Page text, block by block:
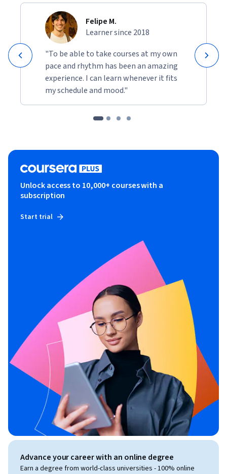
Felipe M.
Learner since 2018
"To be able to take courses at my own
pace and rhythm has been an amazing
experience. I can learn whenever it fits
my schedule and mood."
Unlock access to 10,000+ courses with a
subscription
Start trial
Advance your career with an online degree
Earn a degree from world-class universities - 100% online